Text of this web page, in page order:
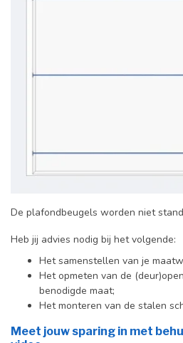
De plafondbeugels worden niet
Heb jij advies nodig bij het volgende:
Het samenstellen van je
Het opmeten van de
benodigde maat;
Het monteren van de stalen
Meet jouw sparing in met